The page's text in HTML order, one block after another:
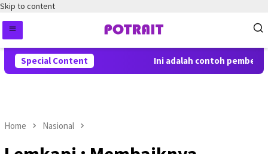
Skip to content
Special Content Ini adalah contoh
Home Nasional